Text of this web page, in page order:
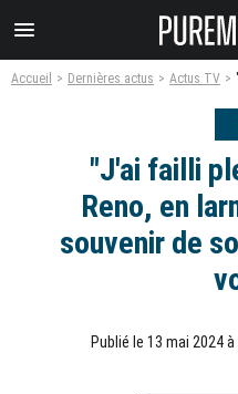
menu
Accueil Dernières actus Actus TV
"J'ai failli
Reno, en
souvenir de
Publié le 13 mai 2024 à